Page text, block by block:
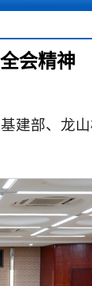
会精神
建部、龙